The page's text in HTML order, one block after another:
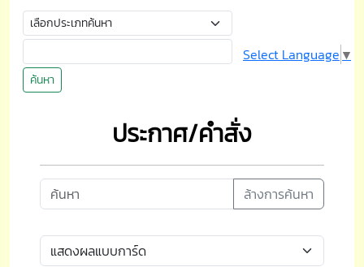
ค้นหา
Select Language ▼
ประกาศ/คำสั่ง
ล้างการค้นหา